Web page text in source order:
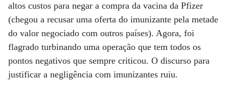
altos custos para negar a compra da vacina da Pfizer
(chegou a recusar uma oferta do imunizante pela metade
do valor negociado com outros países). Agora, foi
flagrado turbinando uma operação que tem todos os
pontos negativos que sempre criticou. O discurso para
justificar a negligência com imunizantes ruiu.